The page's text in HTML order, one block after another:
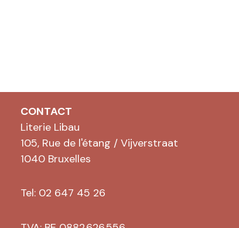
CONTACT
Literie Libau
105, Rue de l'étang / Vijverstraat
1040 Bruxelles
Tel: 02 647 45 26